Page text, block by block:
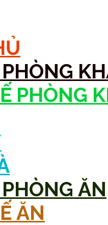
PHÒNG
ĂN
ĂN